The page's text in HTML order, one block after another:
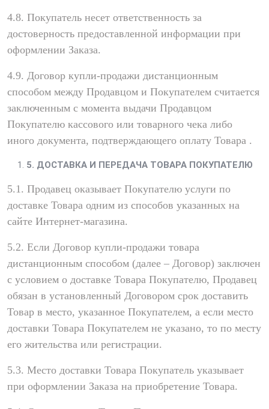
4.8. Покупатель несет ответственность за
достоверность предоставленной информации при
оформлении Заказа.
4.9. Договор купли-продажи дистанционным
способом между Продавцом и Покупателем считается
заключенным с момента выдачи Продавцом
Покупателю кассового или товарного чека либо
иного документа, подтверждающего оплату Товара .
5. ДОСТАВКА И ПЕРЕДАЧА ТОВАРА ПОКУПАТЕЛЮ
5.1. Продавец оказывает Покупателю услуги по
доставке Товара одним из способов указанных на
сайте Интернет-магазина.
5.2. Если Договор купли-продажи товара
дистанционным способом (далее – Договор) заключен
с условием о доставке Товара Покупателю, Продавец
обязан в установленный Договором срок доставить
Товар в место, указанное Покупателем, а если место
доставки Товара Покупателем не указано, то по месту
его жительства или регистрации.
5.3. Место доставки Товара Покупатель указывает
при оформлении Заказа на приобретение Товара.